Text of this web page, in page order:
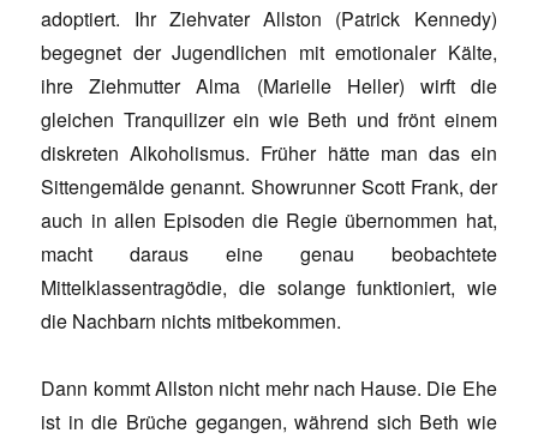
adoptiert. Ihr Ziehvater Allston (Patrick Kennedy)
begegnet der Jugendlichen mit emotionaler Kälte,
ihre Ziehmutter Alma (Marielle Heller) wirft die
gleichen Tranquilizer ein wie Beth und frönt einem
diskreten Alkoholismus. Früher hätte man das ein
Sittengemälde genannt. Showrunner Scott Frank, der
auch in allen Episoden die Regie übernommen hat,
macht daraus eine genau beobachtete
Mittelklassentragödie, die solange funktioniert, wie
die Nachbarn nichts mitbekommen.
Dann kommt Allston nicht mehr nach Hause. Die Ehe
ist in die Brüche gegangen, während sich Beth wie